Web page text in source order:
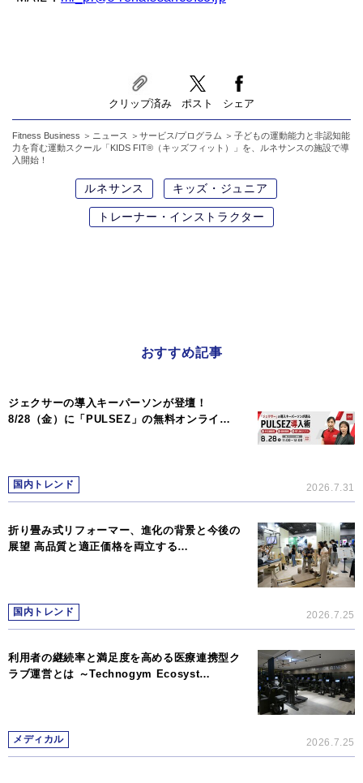
クリップ済み ポスト シェア
Fitness Business ニュース サービス/プログラム
子どもの運動能力と非認知能
力を育む運動スクール「KIDS FIT®（キッズフィット）」を、ルネサンスの施設で導
入開始！
ルネサンス キッズ・ジュニア
トレーナー・インストラクター
おすすめ記事
ジェクサーの導入キーパーソンが登壇！
8/28（金）に「PULSEZ」の無料オンライ…
国内トレンド 2026.7.31
折り畳み式リフォーマー、進化の背景と今後の
展望 高品質と適正価格を両立する…
国内トレンド 2026.7.25
利用者の継続率と満足度を高める医療連携型ク
ラブ運営とは ～Technogym Ecosyst…
メディカル 2026.7.25